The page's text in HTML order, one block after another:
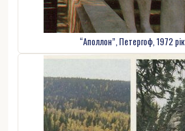
“Аполлон”, Петергоф, 1972 рік